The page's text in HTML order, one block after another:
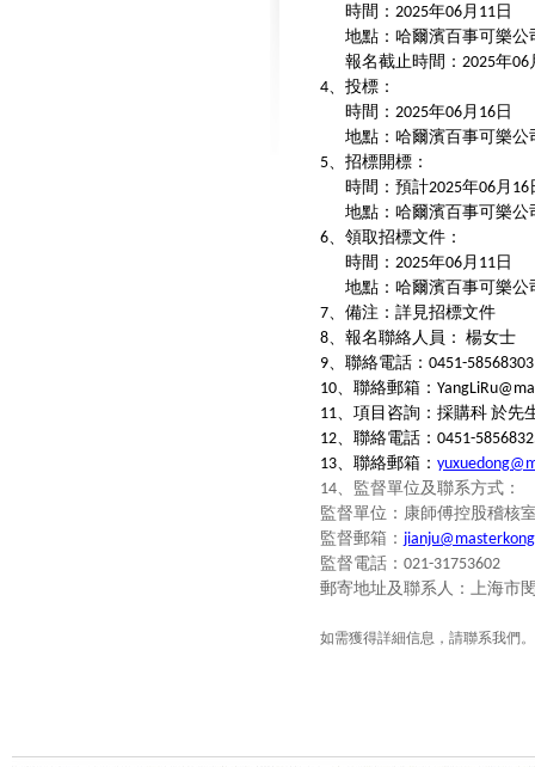
時間： 2025年06月 11 日
地點：哈爾濱百事可樂公
報名截止時間： 2025年06
4、投標：
時間： 2025年06月 16 日
地點：哈爾濱百事可樂公
5、招標開標：
時間：預計2025年06月 16
地點：哈爾濱百事可樂公
6、領取招標文件：
時間： 2025年06月 11 日
地點：哈爾濱百事可樂公
7、備注：詳見招標文件
8、報名聯絡人員： 楊女士
9、聯絡電話： 0451-58568303
10、聯絡郵箱：
11、項目咨詢：採購科 於先
12、聯絡電話： 0451-
13、聯絡郵箱：
14、 監督單位及聯系方式：
監督單位：康師傅控股稽核
監督郵箱：
監督電話： 021-31753602
郵寄地址及聯系人：上海市
如需獲得詳細信息，請聯系我們。